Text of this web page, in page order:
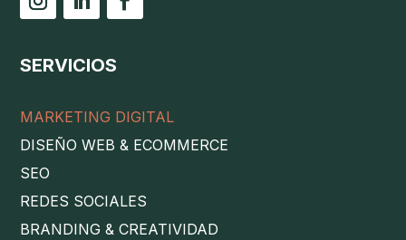
SERVICIOS
MARKETING DIGITAL
DISEÑO WEB & ECOMMERCE
SEO
REDES SOCIALES
BRANDING & CREATIVIDAD